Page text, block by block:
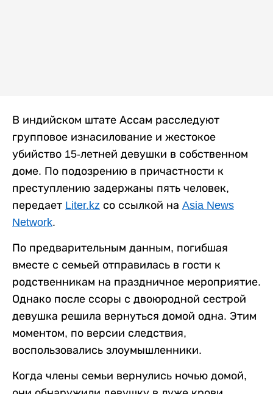
В индийском штате Ассам расследуют
групповое изнасилование и жестокое
убийство 15-летней девушки в собственном
доме. По подозрению в причастности к
преступлению задержаны пять человек,
передает Liter.kz со ссылкой на Asia News
Network.
По предварительным данным, погибшая
вместе с семьей отправилась в гости к
родственникам на праздничное мероприятие.
Однако после ссоры с двоюродной сестрой
девушка решила вернуться домой одна. Этим
моментом, по версии следствия,
воспользовались злоумышленники.
Когда члены семьи вернулись ночью домой,